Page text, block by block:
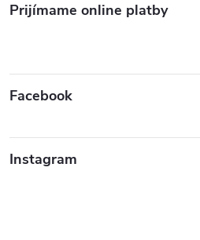
Prijímame online platby
Facebook
Instagram